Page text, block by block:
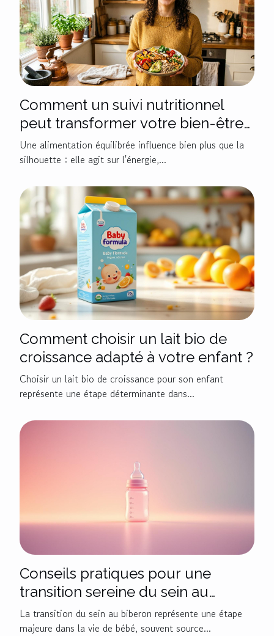
Comment un suivi nutritionnel
peut transformer votre bien-être
quotidien ?
Une alimentation équilibrée influence bien plus que la
silhouette : elle agit sur l'énergie,...
Comment choisir un lait bio de
croissance adapté à votre enfant ?
Choisir un lait bio de croissance pour son enfant
représente une étape déterminante dans...
Conseils pratiques pour une
transition sereine du sein au
biberon
La transition du sein au biberon représente une étape
majeure dans la vie de bébé, souvent source...